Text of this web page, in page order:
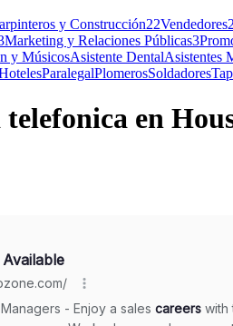
y Construcción22Vendedores
Marketing y Relaciones Públicas3
y MúsicosAsistente DentalAsistentes
ParalegalPlomerosSoldadores
en